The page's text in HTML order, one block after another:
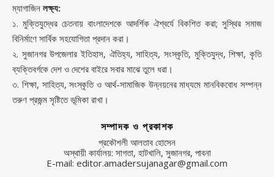
ম্যাগাজিন লক্ষ্য:
১. মুক্তিযুদ্ধের চেতনায় বাংলাদেশকে আদর্শিক ঐশ্বর্যে বিকশিত করা; সুস্থির সমাজ
বিনির্মাণে সার্বিক সহযোগিতা প্রদান করা।
২. সুজানগর উপজেলার ইতিহাস, ঐতিহ্য, সাহিত্য, সংস্কৃতি, মুক্তিযুদ্ধ, শিক্ষা, কৃতি
ব্যক্তিবর্গকে দেশ ও দেশের বাইরে সবার মাঝে তুলে ধরা।
৩. শিক্ষা, সাহিত্য, সংস্কৃতি ও আর্থ-সামাজিক উন্নয়নের মাধ্যমে মানবিকবোধ সম্পন্ন
তরুণ প্রজন্ম সৃষ্টিতে ভূমিকা রাখা।
সম্পাদক ও প্রকাশক
প্রকৌশলী আলতাব হোসেন
অস্থায়ী কার্যালয়: সাগতা, হাটখালি, সুজানগর, পাবনা
E-mail: editor.amadersujanagar@gmail.com